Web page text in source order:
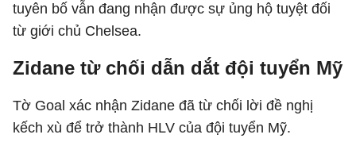
tuyên bố vẫn đang nhận được sự ủng hộ tuyệt đối
từ giới chủ Chelsea.
Zidane từ chối dẫn dắt đội tuyển Mỹ
Tờ Goal xác nhận Zidane đã từ chối lời đề nghị
kếch xù để trở thành HLV của đội tuyển Mỹ.